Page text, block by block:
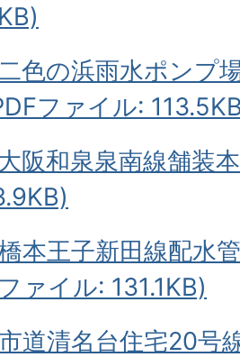
色の浜雨水ポンプ
ファイル:
阪和泉泉南線舗装
本王子新田線配水
ァイル: 131.1KB)
道清名台住宅20号